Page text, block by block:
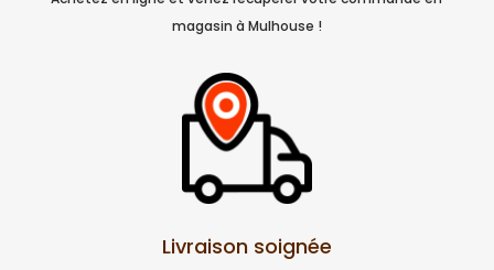
magasin à Mulhouse !
Livraison soignée